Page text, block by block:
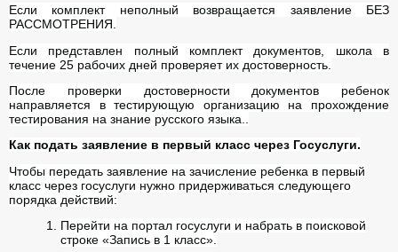
Если комплект неполный возвращается заявление БЕЗ
РАССМОТРЕНИЯ.
Если представлен полный комплект документов, школа в
течение 25 рабочих дней проверяет их достоверность.
После проверки достоверности документов ребенок
направляется в тестирующую организацию на прохождение
тестирования на знание русского языка..
Как подать заявление в первый класс через Госуслуги.
Чтобы передать заявление на зачисление ребенка в первый
класс через госуслуги нужно придерживаться следующего
порядка действий:
Перейти на портал госуслуги и набрать в поисковой
строке «Запись в 1 класс».